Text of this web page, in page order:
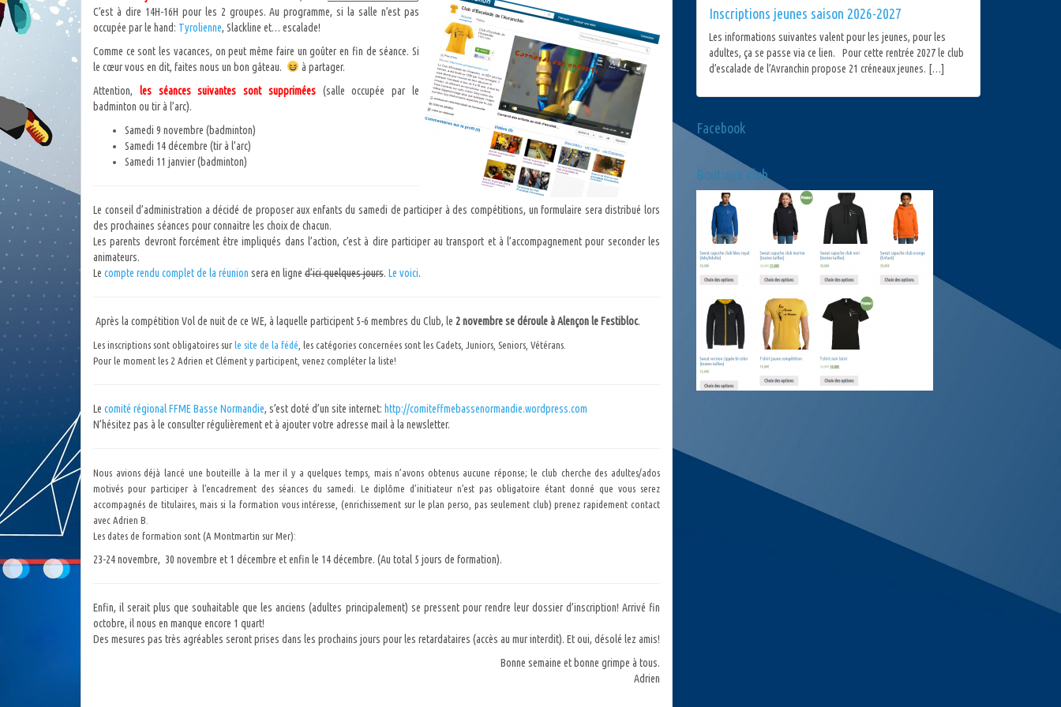
C’est à dire 14H-16H pour les 2 groupes. Au programme, si la salle n’est pas
occupée par le hand: Tyrolienne, Slackline et… escalade!
Comme ce sont les vacances, on peut même faire un goûter en fin de séance. Si
le cœur vous en dit, faites nous un bon gâteau.
à partager.
Attention, les séances suivantes sont supprimées(salle occupée par le
badminton ou tir à l’arc).
Samedi 9 novembre (badminton)
Samedi 14 décembre (tir à l’arc)
Samedi 11 janvier (badminton)
Le conseil d’administration a décidé de proposer aux enfants du samedi de participer à des compétitions, un formulaire sera distribué lors
des prochaines séances pour connaitre les choix de chacun.
Les parents devront forcément être impliqués dans l’action, c’est à dire participer au transport et à l’accompagnement pour seconder les
animateurs.
Le compte rendu complet de la réunion sera en ligne d’ici quelques jours. Le voici.
Après la compétition Vol de nuit de ce WE, à laquelle participent 5-6 membres du Club, le 2 novembre se déroule à Alençon le Festibloc.
Les inscriptions sont obligatoires sur le site de la fédé , les catégories concernées sont les Cadets, Juniors, Seniors, Vétérans.
Pour le moment les 2 Adrien et Clément y participent, venez compléter la liste!
Le comité régional FFME Basse Normandie, s’est doté d’un site internet: http://comiteffmebassenormandie.wordpress.com
N’hésitez pas à le consulter régulièrement et à ajouter votre adresse mail à la newsletter.
Nous avions déjà lancé une bouteille à la mer il y a quelques temps, mais n’avons obtenus aucune réponse; le club cherche des adultes/ados
motivés pour participer à l’encadrement des séances du samedi. Le diplôme d’initiateur n’est pas obligatoire étant donné que vous serez
accompagnés de titulaires, mais si la formation vous intéresse, (enrichissement sur le plan perso, pas seulement club) prenez rapidement contact
avec Adrien B.
Les dates de formation sont (A Montmartin sur Mer):
23-24 novembre, 30 novembre et 1 décembre et enfin le 14 décembre. (Au total 5 jours de formation).
Enfin, il serait plus que souhaitable que les anciens (adultes principalement) se pressent pour rendre leur dossier d’inscription! Arrivé fin
octobre, il nous en manque encore 1 quart!
Des mesures pas très agréables seront prises dans les prochains jours pour les retardataires (accès au mur interdit). Et oui, désolé lez amis!
Bonne semaine et bonne grimpe à tous.
Adrien
Inscriptions jeunes saison 2026-2027
Les informations suivantes valent pour les jeunes, pour les
adultes, ça se passe via ce lien. Pour cette rentrée 2027 le club
d’escalade de l’Avranchin propose 21 créneaux jeunes. […]
Facebook
Boutique club